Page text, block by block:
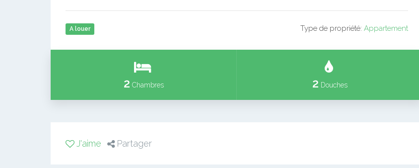
A louer Type de propriété: Appartement
2 Chambres 2 Douches
J'aime Partager